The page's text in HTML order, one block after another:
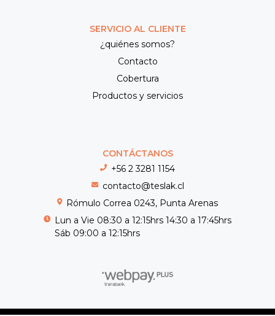
SERVICIO AL CLIENTE
¿quiénes somos?
Contacto
Cobertura
Productos y servicios
CONTÁCTANOS
+56 2 3281 1154
contacto@teslak.cl
Rómulo Correa 0243, Punta Arenas
Lun a Vie 08:30 a 12:15hrs 14:30 a 17:45hrs
Sáb 09:00 a 12:15hrs